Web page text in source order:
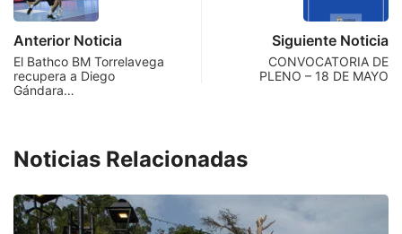
Anterior Noticia
El Bathco BM Torrelavega
recupera a Diego
Gándara…
Siguiente Noticia
CONVOCATORIA DE
PLENO – 18 DE MAYO
Noticias Relacionadas